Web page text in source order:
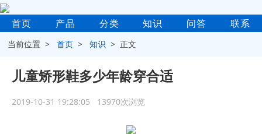
首页 产品 分类 知识 问答 联系
当前位置 >首页 >知识 > 正文
儿童矫形鞋多少年龄穿合适
2019-10-31 19:28:05 13970次浏览